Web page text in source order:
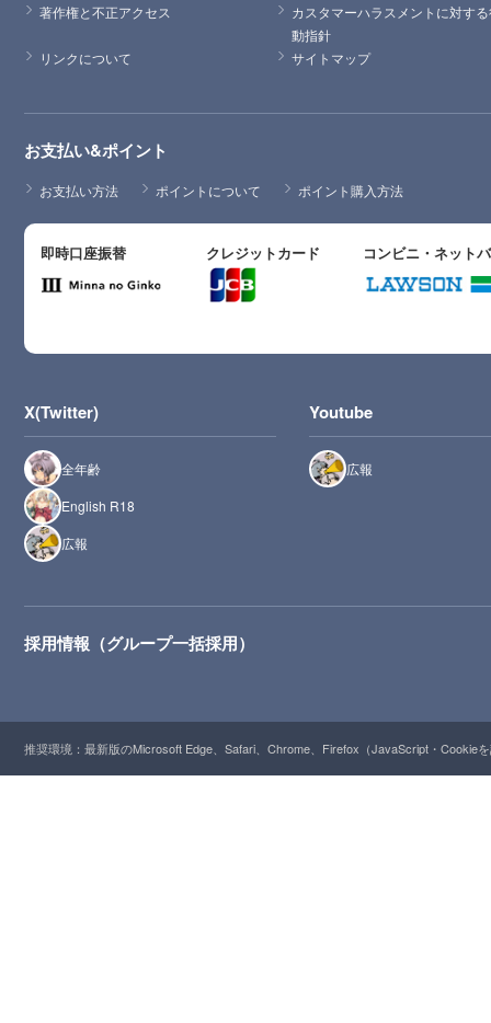
著作権と不正アクセス
カスタマーハラスメントに対す
動指針
リンクについて
サイトマップ
お支払い&ポイント
お支払い方法 ポイントについて ポイント購入方法
即時口座振替 クレジットカード コンビニ・ネット
X(Twitter)
全年齢
English R18
広報
Youtube
広報
採用情報（グループ一括採用）
推奨環境：最新版のMicrosoft Edge、Safari、Chrome、Firefox（JavaScript・Cookie